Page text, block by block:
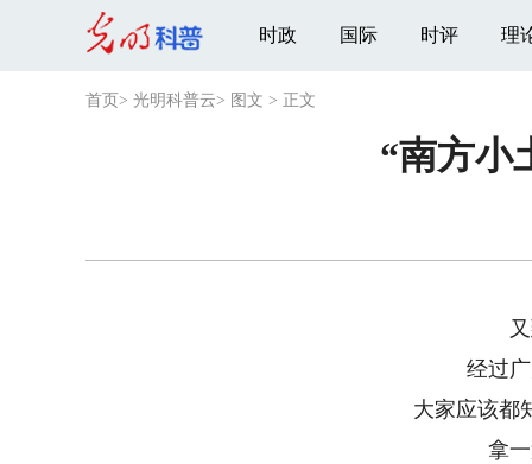
时政 国际 时评 理
首页 > 光明科普云> 图文 > 正文
“南方小
又
经过广
大家应该都知
拿一